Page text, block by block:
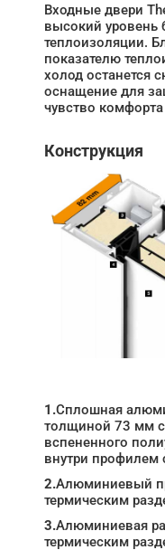
Входные двери
высокий уровень
теплоизоляции.
показателю
холод останется
оснащение для
чувство
Конструкция
1.Сплошная
толщиной 73 мм
вспененного
внутри профилем
2.Алюминиевый
термическим
3.Алюминиевая
термическим